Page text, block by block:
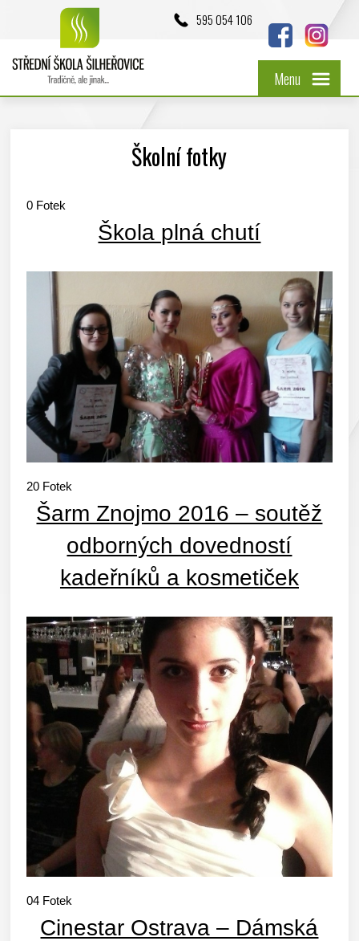
595 054 106
Menu
Školní fotky
0 Fotek
Škola plná chutí
20 Fotek
Šarm Znojmo 2016 – soutěž
odborných dovedností
kadeřníků a kosmetiček
04 Fotek
Cinestar Ostrava – Dámská